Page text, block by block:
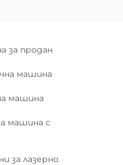
за продан
машина
машина
машина с
за лазерно